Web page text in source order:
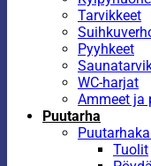
Tarvikkeet
Pyyhkeet
WC-harjat
Ammeet ja
Puutarha
Tuolit